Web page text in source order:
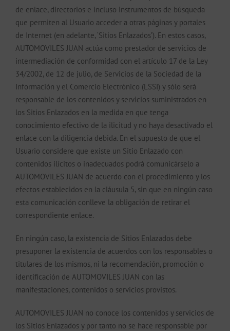
de enlace, directorios e incluso instrumentos de búsqueda
que permiten al Usuario acceder a otras páginas y portales
de Internet (en adelante, ‘Sitios Enlazados’). En estos casos,
AUTOMOVILES JUAN actúa como prestador de servicios de
intermediación de conformidad con el artículo 17 de la Ley
34/2002, de 12 de julio, de Servicios de la Sociedad de la
Información y el Comercio Electrónico (LSSI) y sólo será
responsable de los contenidos y servicios suministrados en
los Sitios Enlazados en la medida en que tenga
conocimiento efectivo de la ilicitud y no haya desactivado el
enlace con la diligencia debida. En el supuesto de que el
Usuario considere que existe un Sitio Enlazado con
contenidos ilícitos o inadecuados podrá comunicárselo a
AUTOMOVILES JUAN de acuerdo con el procedimiento y los
efectos establecidos en la cláusula 5, sin que en ningún caso
esta comunicación conlleve la obligación de retirar el
correspondiente enlace.
En ningún caso, la existencia de Sitios Enlazados debe
presuponer la existencia de acuerdos con los responsables o
titulares de los mismos, ni la recomendación, promoción o
identificación de AUTOMOVILES JUAN con las
manifestaciones, contenidos o servicios provistos.
AUTOMOVILES JUAN no conoce los contenidos y servicios de
los Sitios Enlazados y por tanto no se hace responsable por